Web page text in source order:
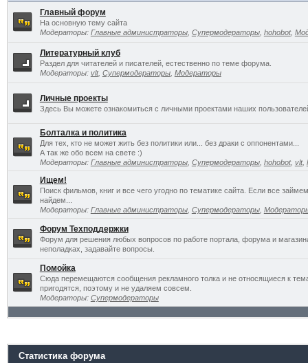
Главный форум
На основную тему сайта
Модераторы: Главные администраторы, Супермодераторы, hohobot,
Литературный клуб
Раздел для читателей и писателей, естественно по теме форума.
Модераторы: vlt, Супермодераторы, Модераторы
Личные проекты
Здесь Вы можете ознакомиться с личными проектами наших
Болталка и политика
Для тех, кто не может жить без политики или... без драки с оппонентами...
А так же обо всем на свете :)
Модераторы: Главные администраторы, Супермодераторы, hohobot, vlt,
Ищем!
Поиск фильмов, книг и все чего угодно по тематике сайта. Если все
найдем...
Модераторы: Главные администраторы, Супермодераторы,
Форум Техподдержки
Форум для решения любых вопросов по работе портала, форума и
неполадках, задавайте вопросы.
Помойка
Сюда перемещаются сообщения рекламного толка и не относящиеся к
пригодятся, поэтому и не удаляем совсем.
Модераторы: Супермодераторы
Статистика форума